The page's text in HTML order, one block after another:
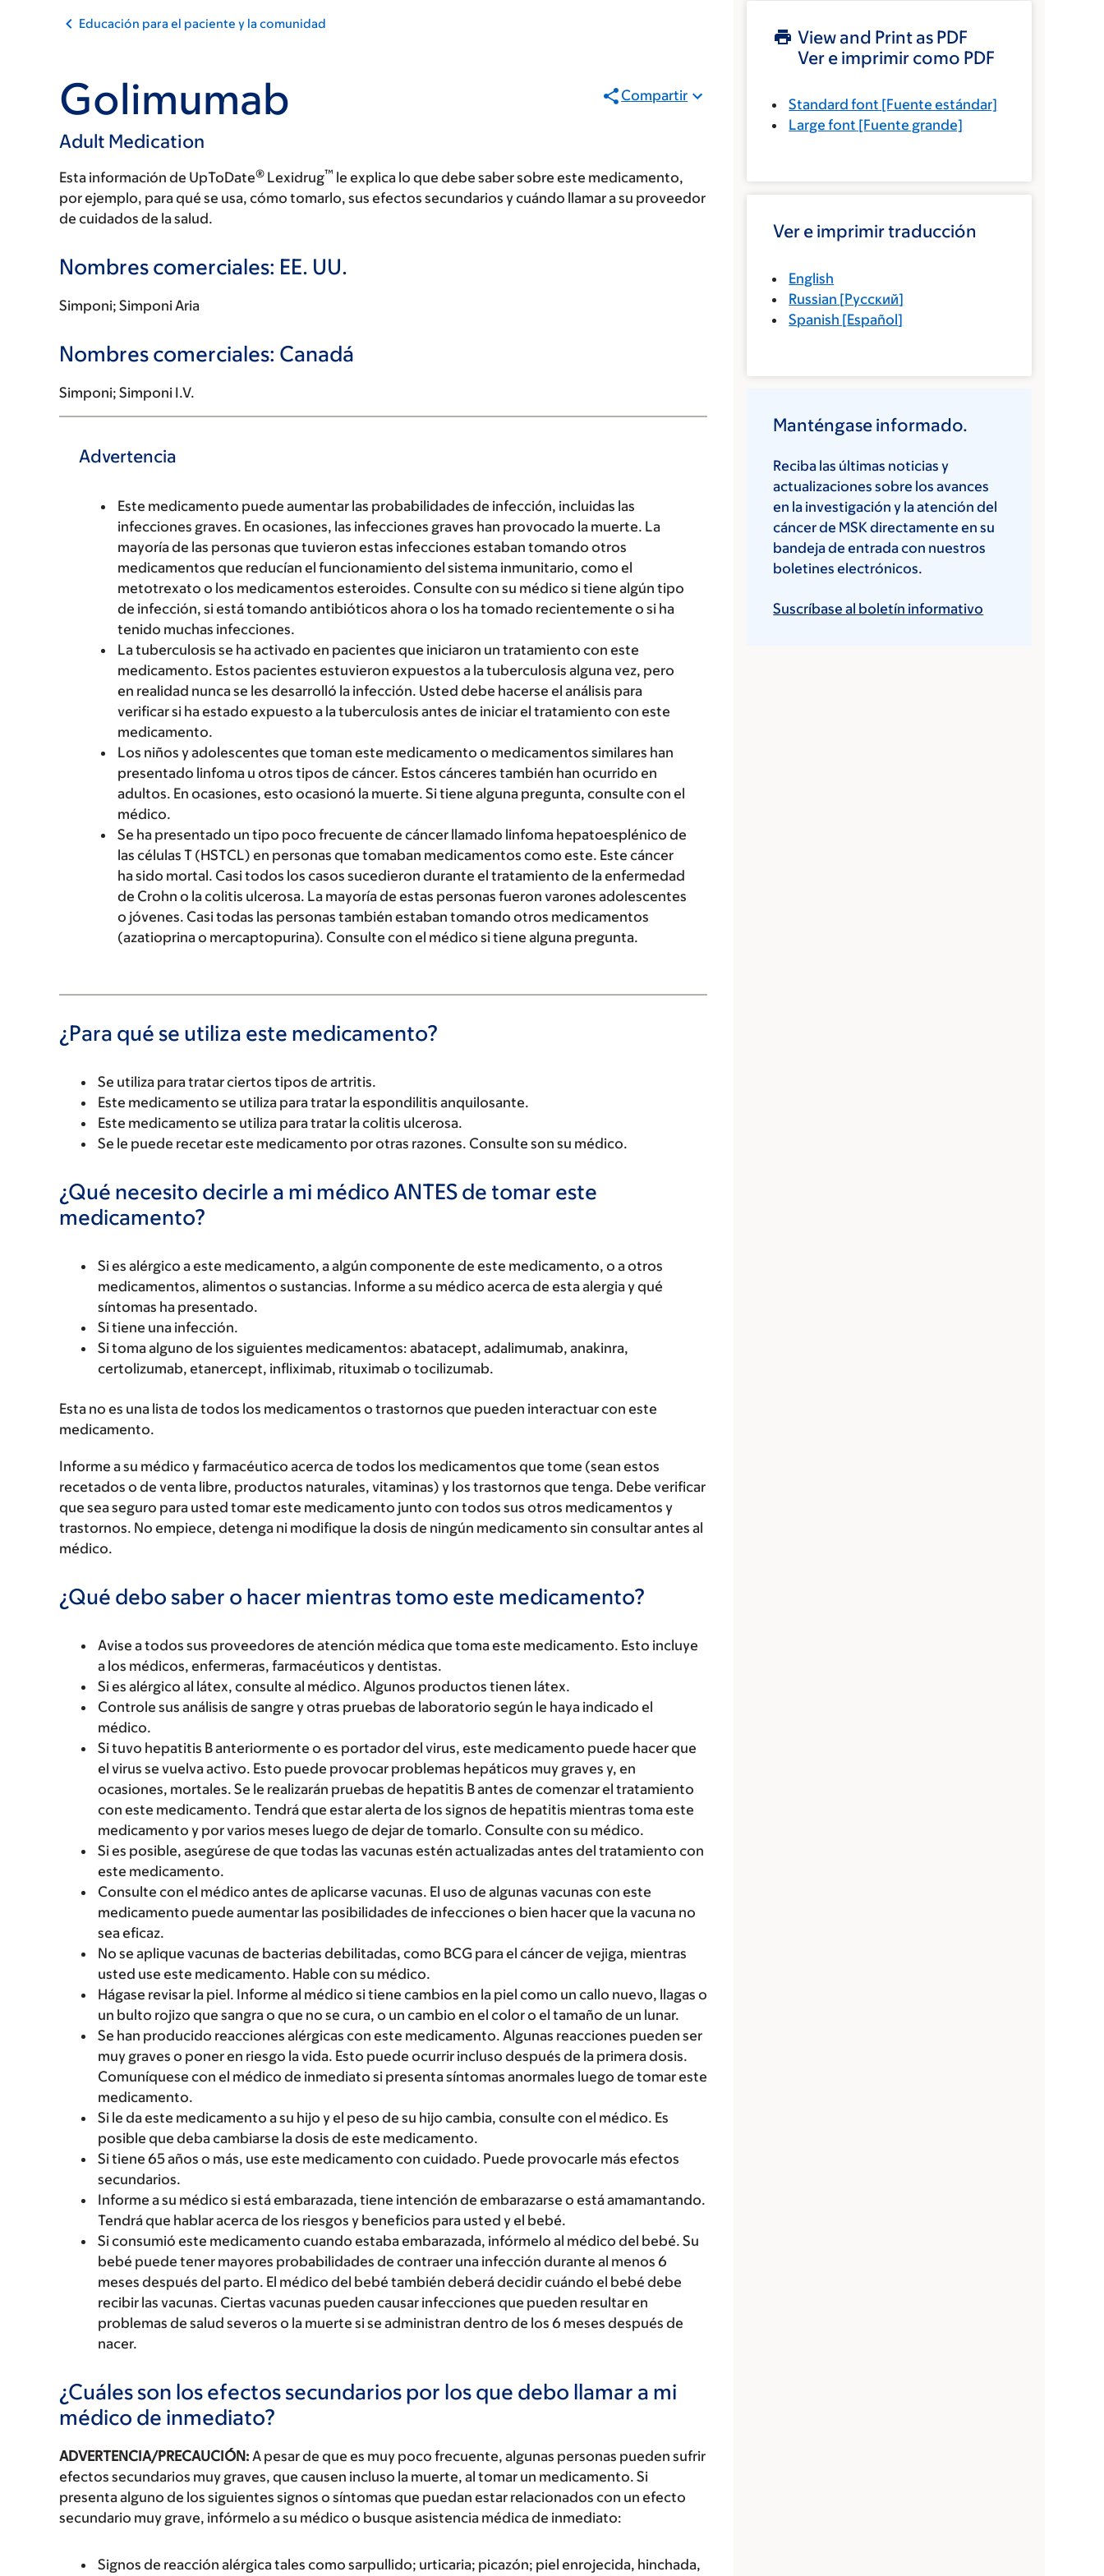
Educación para el paciente y la comunidad
Golimumab
Adult Medication
Compartir
Esta información de UpToDate® Lexidrug™ le explica lo que debe saber sobre este medicamento,
por ejemplo, para qué se usa, cómo tomarlo, sus efectos secundarios y cuándo llamar a su proveedor
de cuidados de la salud.
Nombres comerciales: EE. UU.
Simponi; Simponi Aria
Nombres comerciales: Canadá
Simponi; Simponi I.V.
Advertencia
Este medicamento puede aumentar las probabilidades de infección, incluidas las
infecciones graves. En ocasiones, las infecciones graves han provocado la muerte. La
mayoría de las personas que tuvieron estas infecciones estaban tomando otros
medicamentos que reducían el funcionamiento del sistema inmunitario, como el
metotrexato o los medicamentos esteroides. Consulte con su médico si tiene algún tipo
de infección, si está tomando antibióticos ahora o los ha tomado recientemente o si ha
tenido muchas infecciones.
La tuberculosis se ha activado en pacientes que iniciaron un tratamiento con este
medicamento. Estos pacientes estuvieron expuestos a la tuberculosis alguna vez, pero
en realidad nunca se les desarrolló la infección. Usted debe hacerse el análisis para
verificar si ha estado expuesto a la tuberculosis antes de iniciar el tratamiento con este
medicamento.
Los niños y adolescentes que toman este medicamento o medicamentos similares han
presentado linfoma u otros tipos de cáncer. Estos cánceres también han ocurrido en
adultos. En ocasiones, esto ocasionó la muerte. Si tiene alguna pregunta, consulte con el
médico.
Se ha presentado un tipo poco frecuente de cáncer llamado linfoma hepatoesplénico de
las células T (HSTCL) en personas que tomaban medicamentos como este. Este cáncer
ha sido mortal. Casi todos los casos sucedieron durante el tratamiento de la enfermedad
de Crohn o la colitis ulcerosa. La mayoría de estas personas fueron varones adolescentes
o jóvenes. Casi todas las personas también estaban tomando otros medicamentos
(azatioprina o mercaptopurina). Consulte con el médico si tiene alguna pregunta.
¿Para qué se utiliza este medicamento?
Se utiliza para tratar ciertos tipos de artritis.
Este medicamento se utiliza para tratar la espondilitis anquilosante.
Este medicamento se utiliza para tratar la colitis ulcerosa.
Se le puede recetar este medicamento por otras razones. Consulte son su médico.
¿Qué necesito decirle a mi médico ANTES de tomar este
medicamento?
Si es alérgico a este medicamento, a algún componente de este medicamento, o a otros
medicamentos, alimentos o sustancias. Informe a su médico acerca de esta alergia y qué
síntomas ha presentado.
Si tiene una infección.
Si toma alguno de los siguientes medicamentos: abatacept, adalimumab, anakinra,
certolizumab, etanercept, infliximab, rituximab o tocilizumab.
Esta no es una lista de todos los medicamentos o trastornos que pueden interactuar con este
medicamento.
Informe a su médico y farmacéutico acerca de todos los medicamentos que tome (sean estos
recetados o de venta libre, productos naturales, vitaminas) y los trastornos que tenga. Debe verificar
que sea seguro para usted tomar este medicamento junto con todos sus otros medicamentos y
trastornos. No empiece, detenga ni modifique la dosis de ningún medicamento sin consultar antes al
médico.
¿Qué debo saber o hacer mientras tomo este medicamento?
Avise a todos sus proveedores de atención médica que toma este medicamento. Esto incluye
a los médicos, enfermeras, farmacéuticos y dentistas.
Si es alérgico al látex, consulte al médico. Algunos productos tienen látex.
Controle sus análisis de sangre y otras pruebas de laboratorio según le haya indicado el
médico.
Si tuvo hepatitis B anteriormente o es portador del virus, este medicamento puede hacer que
el virus se vuelva activo. Esto puede provocar problemas hepáticos muy graves y, en
ocasiones, mortales. Se le realizarán pruebas de hepatitis B antes de comenzar el tratamiento
con este medicamento. Tendrá que estar alerta de los signos de hepatitis mientras toma este
medicamento y por varios meses luego de dejar de tomarlo. Consulte con su médico.
Si es posible, asegúrese de que todas las vacunas estén actualizadas antes del tratamiento con
este medicamento.
Consulte con el médico antes de aplicarse vacunas. El uso de algunas vacunas con este
medicamento puede aumentar las posibilidades de infecciones o bien hacer que la vacuna no
sea eficaz.
No se aplique vacunas de bacterias debilitadas, como BCG para el cáncer de vejiga, mientras
usted use este medicamento. Hable con su médico.
Hágase revisar la piel. Informe al médico si tiene cambios en la piel como un callo nuevo, llagas o
un bulto rojizo que sangra o que no se cura, o un cambio en el color o el tamaño de un lunar.
Se han producido reacciones alérgicas con este medicamento. Algunas reacciones pueden ser
muy graves o poner en riesgo la vida. Esto puede ocurrir incluso después de la primera dosis.
Comuníquese con el médico de inmediato si presenta síntomas anormales luego de tomar este
medicamento.
Si le da este medicamento a su hijo y el peso de su hijo cambia, consulte con el médico. Es
posible que deba cambiarse la dosis de este medicamento.
Si tiene 65 años o más, use este medicamento con cuidado. Puede provocarle más efectos
secundarios.
Informe a su médico si está embarazada, tiene intención de embarazarse o está amamantando.
Tendrá que hablar acerca de los riesgos y beneficios para usted y el bebé.
Si consumió este medicamento cuando estaba embarazada, infórmelo al médico del bebé. Su
bebé puede tener mayores probabilidades de contraer una infección durante al menos 6
meses después del parto. El médico del bebé también deberá decidir cuándo el bebé debe
recibir las vacunas. Ciertas vacunas pueden causar infecciones que pueden resultar en
problemas de salud severos o la muerte si se administran dentro de los 6 meses después de
nacer.
¿Cuáles son los efectos secundarios por los que debo llamar a mi
médico de inmediato?
ADVERTENCIA/PRECAUCIÓN: A pesar de que es muy poco frecuente, algunas personas pueden sufrir
efectos secundarios muy graves, que causen incluso la muerte, al tomar un medicamento. Si
presenta alguno de los siguientes signos o síntomas que puedan estar relacionados con un efecto
secundario muy grave, infórmelo a su médico o busque asistencia médica de inmediato:
Signos de reacción alérgica tales como sarpullido; urticaria; picazón; piel enrojecida, hinchada,
View and Print as PDF
Ver e imprimir como PDF
Standard font [Fuente estándar]
Large font [Fuente grande]
Ver e imprimir traducción
English
Russian [Русский]
Spanish [Español]
Manténgase informado.
Reciba las últimas noticias y
actualizaciones sobre los avances
en la investigación y la atención del
cáncer de MSK directamente en su
bandeja de entrada con nuestros
boletines electrónicos.
Suscríbase al boletín informativo